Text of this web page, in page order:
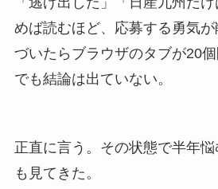
めば読むほど、応募する勇気
づいたらブラウザのタブが20
でも結論は出ていない。
正直に言う。その状態で半年
も見てきた。